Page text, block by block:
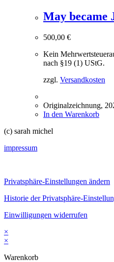
May became
500,00 €
Kein
nach §19 (1) UStG.
zzgl. Versandkosten
Originalzeichnung,
In den Warenkorb
(c) sarah michel
impressum
Privatsphäre-Einstellungen ändern
Historie der Privatsphäre-
Einwilligungen widerrufen
×
×
Warenkorb